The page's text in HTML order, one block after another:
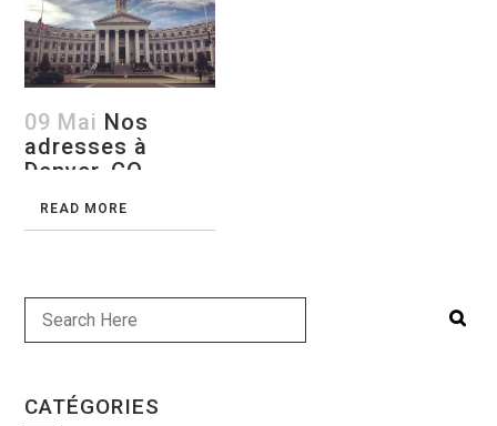
09 Mai Nos
adresses à
Denver, CO
READ MORE
CATÉGORIES